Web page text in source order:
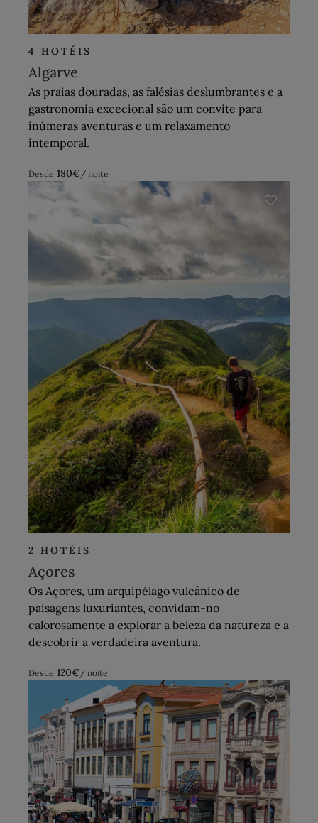
4 HOTÉIS
Algarve
As praias douradas, as falésias deslumbrantes e a
gastronomia excecional são um convite para
inúmeras aventuras e um relaxamento
intemporal.
Desde 180€ / noite
2 HOTÉIS
Açores
Os Açores, um arquipélago vulcânico de
paisagens luxuriantes, convidam-no
calorosamente a explorar a beleza da natureza e a
descobrir a verdadeira aventura.
Desde 120€ / noite